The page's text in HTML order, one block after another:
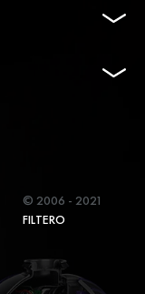
© 2006 - 2021
FILTERO